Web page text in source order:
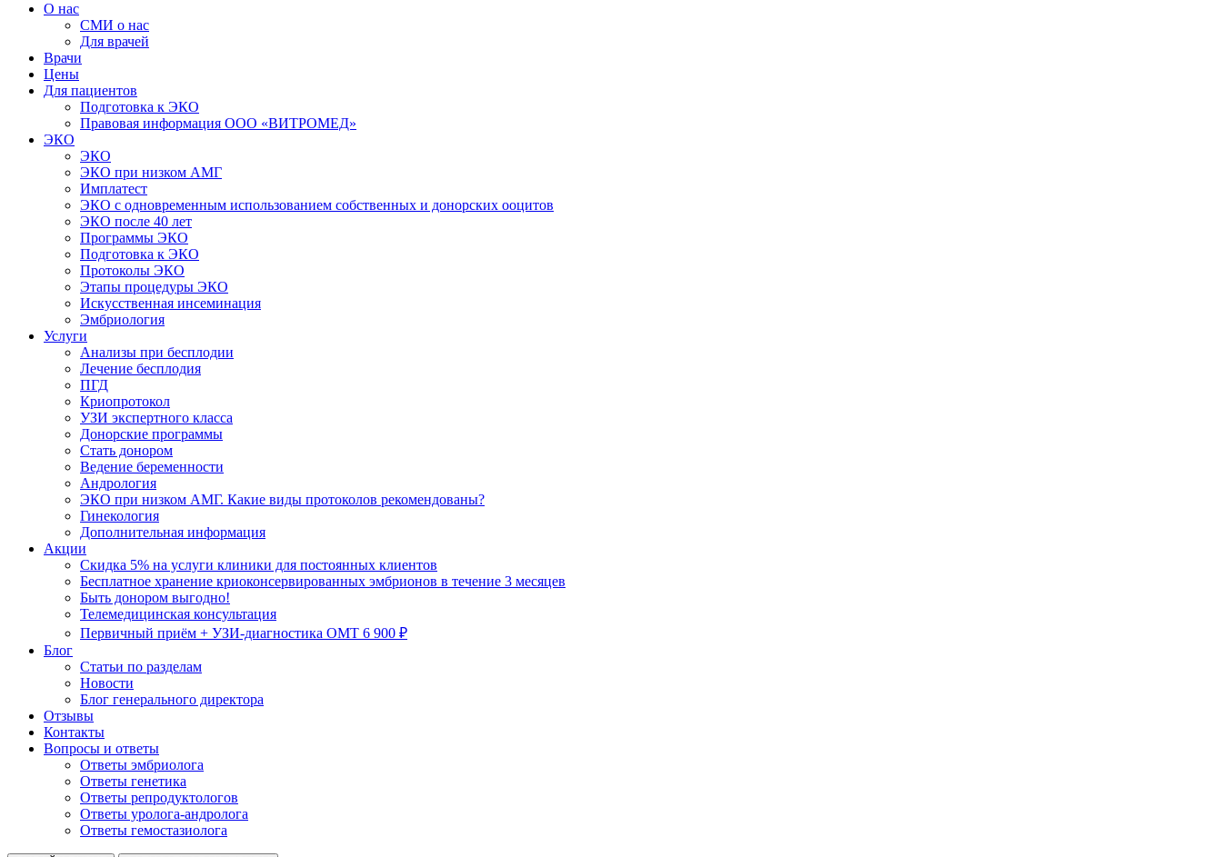
О нас
СМИ о нас
Для врачей
Врачи
Цены
Для пациентов
Подготовка к ЭКО
Правовая информация ООО «ВИТРОМЕД»
ЭКО
ЭКО
ЭКО при низком АМГ
Имплатест
ЭКО с одновременным использованием собственных и донорских ооцитов
ЭКО после 40 лет
Программы ЭКО
Подготовка к ЭКО
Протоколы ЭКО
Этапы процедуры ЭКО
Искусственная инсеминация
Эмбриология
Услуги
Анализы при бесплодии
Лечение бесплодия
ПГД
Криопротокол
УЗИ экспертного класса
Донорские программы
Стать донором
Ведение беременности
Андрология
ЭКО при низком АМГ. Какие виды протоколов рекомендованы?
Гинекология
Дополнительная информация
Акции
Скидка 5% на услуги клиники для постоянных клиентов
Бесплатное хранение криоконсервированных эмбрионов в течение 3 месяцев
Быть донором выгодно!
Телемедицинская консультация
Первичный приём + УЗИ-диагностика ОМТ 6 900 ₽
Блог
Статьи по разделам
Новости
Блог генерального директора
Отзывы
Контакты
Вопросы и ответы
Ответы эмбриолога
Ответы генетика
Ответы репродуктологов
Ответы уролога-андролога
Ответы гемостазиолога